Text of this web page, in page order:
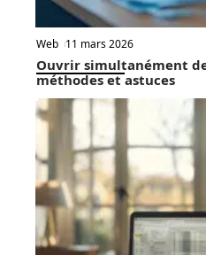
Web 11 mars 2026
Ouvrir simultanément
méthodes et astuces